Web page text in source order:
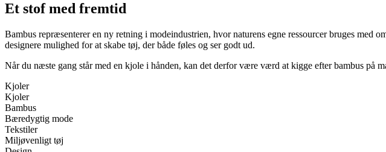
Et stof med fremtid
Bambus repræsenterer en ny retning i modeindustrien, hvor naturens egne ressourcer bruges
designere mulighed for at skabe tøj, der både føles og ser godt ud.
Når du næste gang står med en kjole i hånden, kan det derfor være værd at kigge efter bambus på
Kjoler
Kjoler
Bambus
Bæredygtig mode
Tekstiler
Miljøvenligt tøj